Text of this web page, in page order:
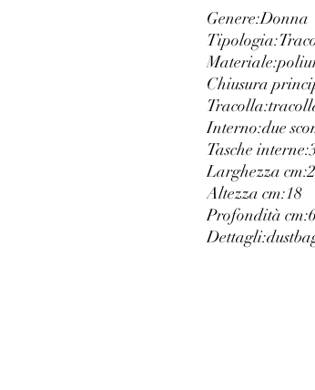
Genere:Donna
Tipologia:
Materiale:
Chiusura
Tracolla:
Interno:due
Tasche interne:
Larghezza cm:
Altezza cm:18
Profondità cm:
Dettagli: